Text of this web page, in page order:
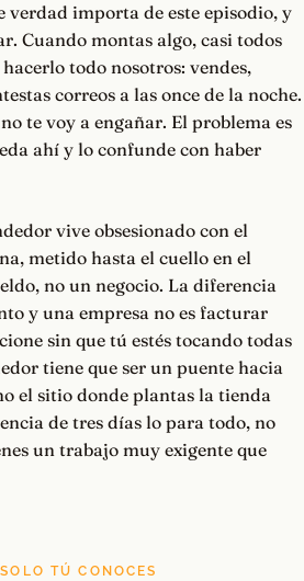
verdad importa de este episodio, y
Cuando montas algo, casi todos
todo nosotros: vendes,
correos a las once de la noche.
te voy a engañar. El problema es
ahí y lo confunde con haber
vive obsesionado con el
metido hasta el cuello en el
no un negocio. La diferencia
y una empresa no es facturar
sin que tú estés tocando todas
tiene que ser un puente hacia
el sitio donde plantas la tienda
de tres días lo para todo, no
un trabajo muy exigente que
TÚ CONOCES